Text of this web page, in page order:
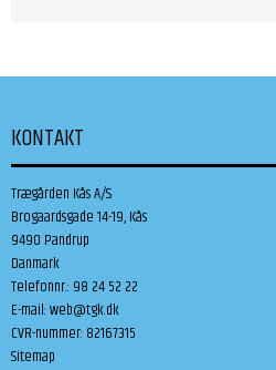
KONTAKT
Trægården Kås A/S
Brogaardsgade 14-19, Kås
9490 Pandrup
Danmark
Telefonnr.: 98 24 52 22
E-mail:web@tgk.dk
CVR-nummer: 82167315
Sitemap